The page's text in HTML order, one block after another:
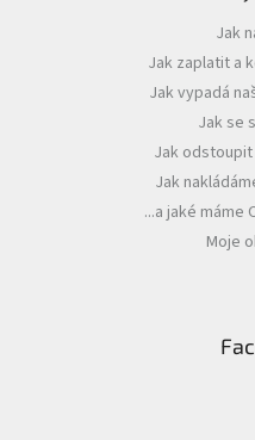
Jak
Jak zaplatit a
Jak vypadá
Jak se
Jak
Jak
...a jaké máme
Moje